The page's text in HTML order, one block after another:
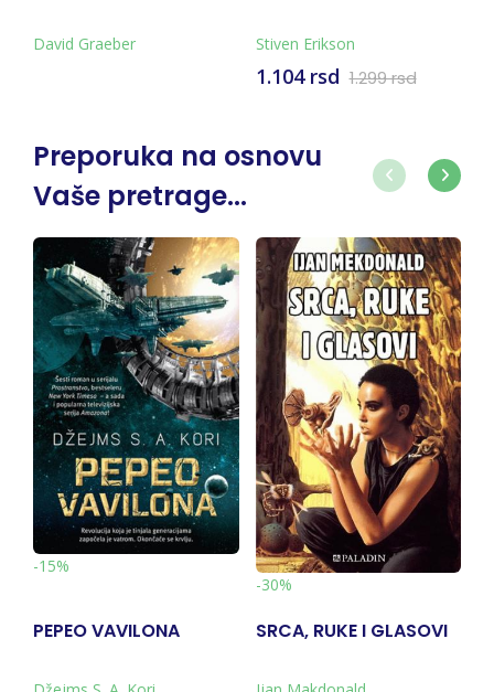
David Graeber Stiven Erikson
1.104 rsd 1.299 rsd
Preporuka na osnovu
Vaše pretrage...
SRCA, RUKE I GLASOVI
-11%
OPSESIJE